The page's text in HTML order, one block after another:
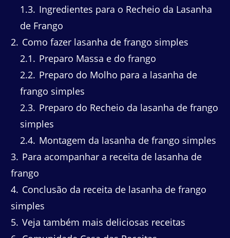
1.3 Ingredientes para o Recheio da Lasanha
de Frango
2 Como fazer lasanha de frango simples
2.1
Preparo Massa e do frango
2.2 Preparo do Molho para a lasanha de
frango simples
2.3 Preparo do Recheio da lasanha de frango
simples
2.4 Montagem da lasanha de frango simples
3 Para acompanhar a receita de lasanha de
frango
4 Conclusão da receita de lasanha de frango
simples
5 Veja também mais deliciosas receitas